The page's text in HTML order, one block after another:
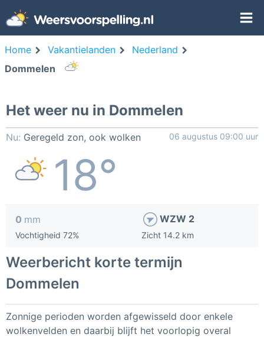
Home Vakantielanden
Nederland
Dommelen
Het weer nu in Dommelen
Nu: Geregeld zon, ook wolken 06 augustus 09:00 uur
18°
0 mm
Vochtigheid 72%
WZW 2
Zicht 14.2 km
Weerbericht korte termijn
Dommelen
Zonnige perioden worden afgewisseld door enkele
wolkenvelden en daarbij blijft het voorlopig overal